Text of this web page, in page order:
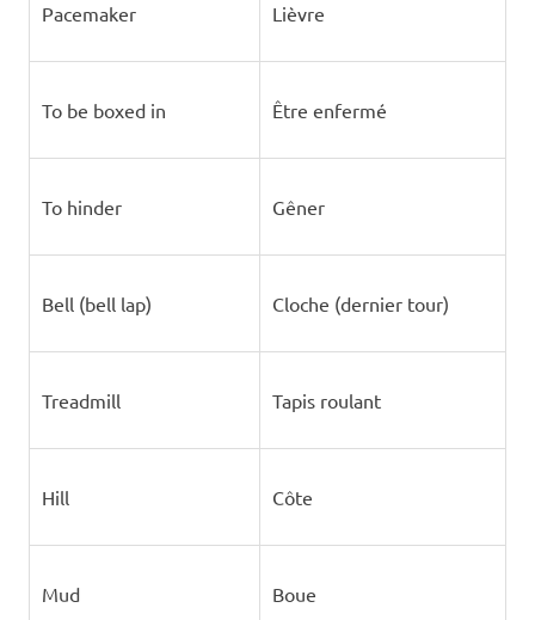
Pacemaker Lièvre
To be boxed in Être enfermé
To hinder Gêner
Bell (bell lap) Cloche (dernier tour)
Treadmill Tapis roulant
Hill Côte
Mud Boue